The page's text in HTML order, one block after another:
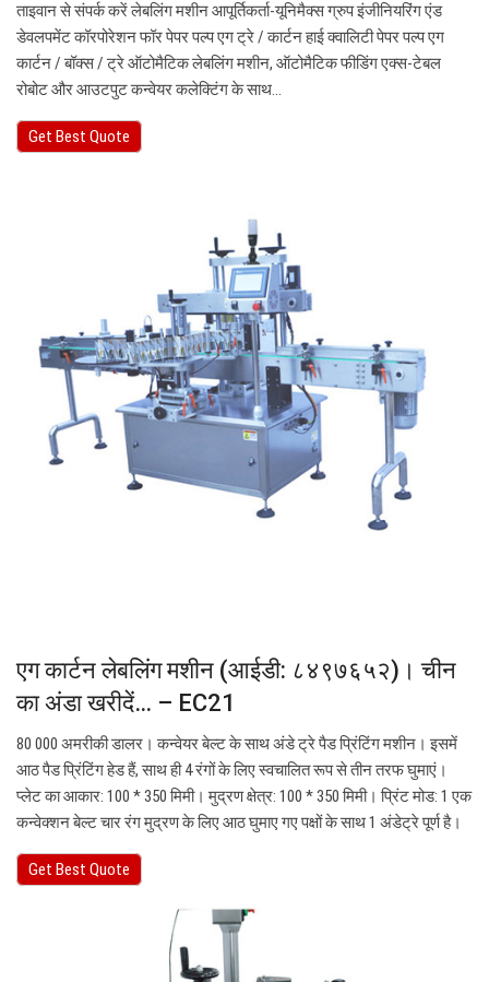
ताइवान से संपर्क करें लेबलिंग मशीन आपूर्तिकर्ता-यूनिमैक्स ग्रुप इंजीनियरिंग एंड
डेवलपमेंट कॉरपोरेशन फॉर पेपर पल्प एग ट्रे / कार्टन हाई क्वालिटी पेपर पल्प एग
कार्टन / बॉक्स / ट्रे ऑटोमैटिक लेबलिंग मशीन, ऑटोमैटिक फीडिंग एक्स-टेबल
रोबोट और आउटपुट कन्वेयर कलेक्टिंग के साथ…
Get Best Quote
एग कार्टन लेबलिंग मशीन (आईडी: ८४९७६५२)। चीन
का अंडा खरीदें… – EC21
80 000 अमरीकी डालर। कन्वेयर बेल्ट के साथ अंडे ट्रे पैड प्रिंटिंग मशीन। इसमें
आठ पैड प्रिंटिंग हेड हैं, साथ ही 4 रंगों के लिए स्वचालित रूप से तीन तरफ घुमाएं।
प्लेट का आकार: 100 * 350 मिमी। मुद्रण क्षेत्र: 100 * 350 मिमी। प्रिंट मोड: 1 एक
कन्वेक्शन बेल्ट चार रंग मुद्रण के लिए आठ घुमाए गए पक्षों के साथ 1 अंडेट्रे पूर्ण है।
Get Best Quote